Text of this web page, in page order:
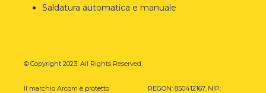
Saldatura automatica e manuale
© Copyright 2023. All Rights Reserved.
Il marchio Arcom è protetto
REGON: 850412167, NIP: